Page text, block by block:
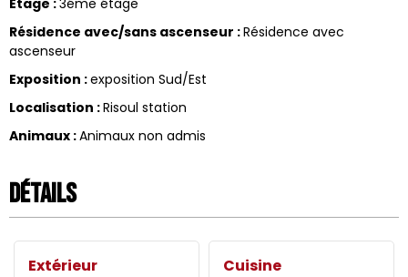
Résidence avec/sans ascenseur :Résidence avec
ascenseur
Exposition :exposition Sud/Est
Localisation :Risoul station
Animaux :Animaux non admis
Détails
Extérieur Cuisine